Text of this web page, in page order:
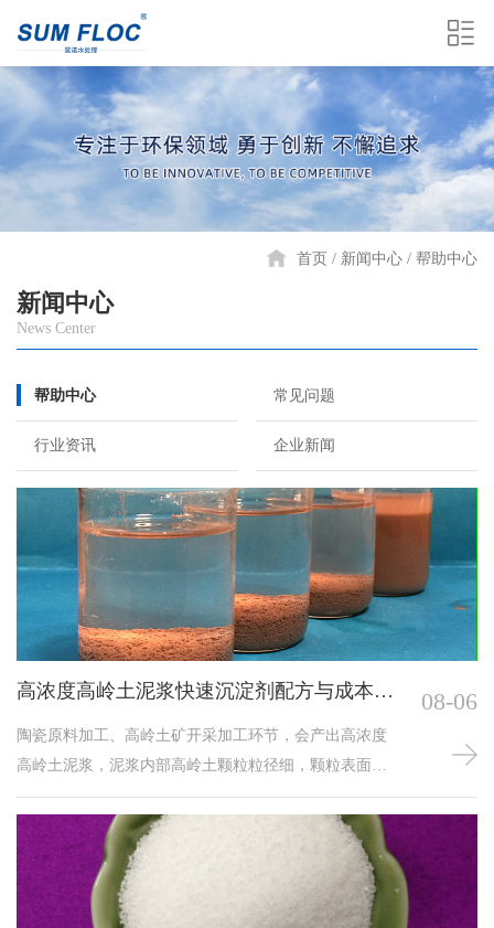
首页 新闻中心 帮助中心
新闻中心
News Center
帮助中心 常见问题
行业资讯 企业新闻
高浓度高岭土泥浆快速沉淀剂配方与成本优
陶瓷原料加工、高岭土矿开采加工环节，会产出高浓度
高岭土泥浆，泥浆内部高岭土颗粒粒径细，颗粒表面带
有均匀负电荷，颗粒间静电斥力较强，静置数天依旧悬
浮分散，无法实现泥水分离。行业普遍采用高分子沉淀
剂搭配无机辅助药剂复合配方处理高岭土泥浆，复合药
剂配方合理搭配能够加快絮团沉降速度，同步降低单吨
泥浆药剂消耗，落地配套现场管控方案，可持续优化泥
08-06